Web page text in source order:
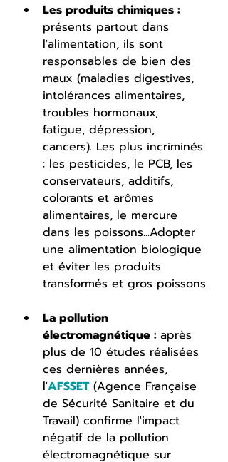
Les produits chimiques :
présents partout dans
l'alimentation, ils sont
responsables de bien des
maux (maladies digestives,
intolérances alimentaires,
troubles hormonaux,
fatigue, dépression,
cancers). Les plus incriminés
: les pesticides, le PCB, les
conservateurs, additifs,
colorants et arômes
alimentaires, le mercure
dans les poissons...Adopter
une alimentation biologique
et éviter les produits
transformés et gros poissons.
La pollution
électromagnétique : après
plus de 10 études réalisées
ces dernières années,
l'AFSSET (Agence Française
de Sécurité Sanitaire et du
Travail) confirme l'impact
négatif de la pollution
électromagnétique sur